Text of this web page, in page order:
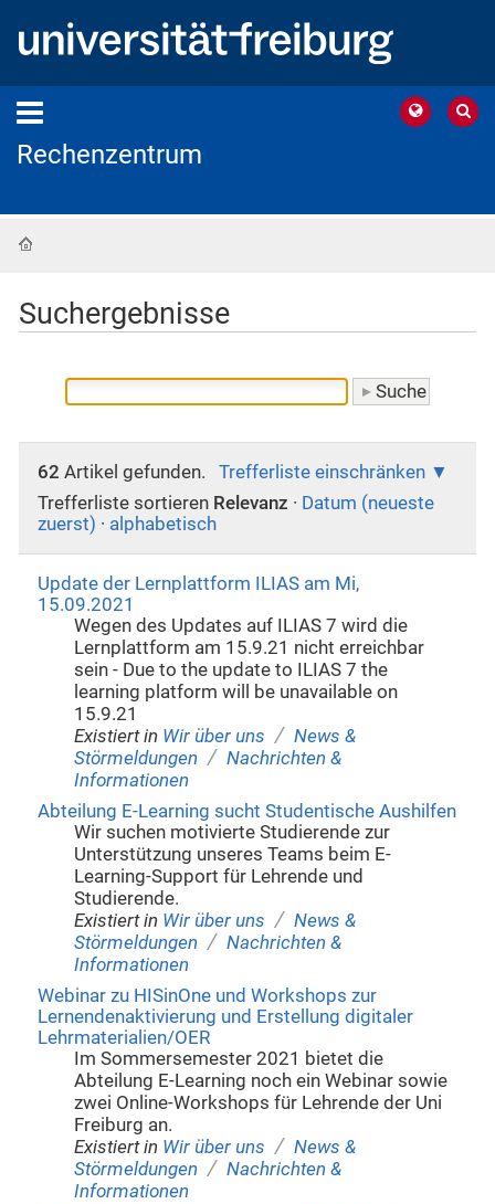
Rechenzentrum
Suchergebnisse
62 Artikel gefunden.
Trefferliste einschränken
Trefferliste sortieren Relevanz · Datum (neueste
zuerst) · alphabetisch
Update der Lernplattform ILIAS am Mi,
15.09.2021
Wegen des Updates auf ILIAS 7 wird die
Lernplattform am 15.9.21 nicht erreichbar
sein - Due to the update to ILIAS 7 the
learning platform will be unavailable on
15.9.21
Existiert in Wir über uns / News &
Störmeldungen / Nachrichten &
Informationen
Abteilung E-Learning sucht Studentische Aushilfen
Wir suchen motivierte Studierende zur
Unterstützung unseres Teams beim E-
Learning-Support für Lehrende und
Studierende.
Existiert in Wir über uns / News &
Störmeldungen / Nachrichten &
Informationen
Webinar zu HISinOne und Workshops zur
Lernendenaktivierung und Erstellung digitaler
Lehrmaterialien/OER
Im Sommersemester 2021 bietet die
Abteilung E-Learning noch ein Webinar sowie
zwei Online-Workshops für Lehrende der Uni
Freiburg an.
Existiert in Wir über uns / News &
Störmeldungen / Nachrichten &
Informationen